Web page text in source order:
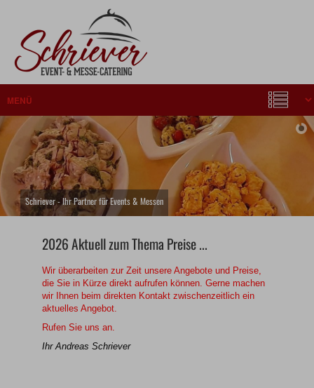
Schriever - Ihr Partner für Events & Messen
2026 Aktuell zum Thema Preise ...
Wir überarbeiten zur Zeit unsere Angebote und Preise,
die Sie in Kürze direkt aufrufen können. Gerne machen
wir Ihnen beim direkten Kontakt zwischenzeitlich ein
aktuelles Angebot.
Rufen Sie uns an.
Ihr Andreas Schriever